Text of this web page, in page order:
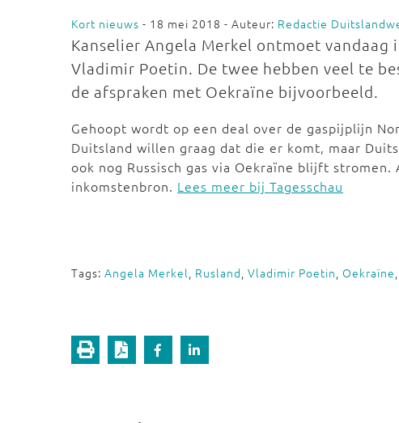
Kort nieuws - 18 mei 2018 - Auteur: Redactie
Kanselier Angela Merkel ontmoet vandaag
Vladimir Poetin. De twee hebben veel te
de afspraken met Oekraïne bijvoorbeeld.
Gehoopt wordt op een deal over de gaspijplijn
Duitsland willen graag dat die er komt, maar
ook nog Russisch gas via Oekraïne blijft
inkomstenbron. Lees meer bij Tagesschau
Tags: Angela Merkel, Rusland, Vladimir Poetin, Oekraïne,